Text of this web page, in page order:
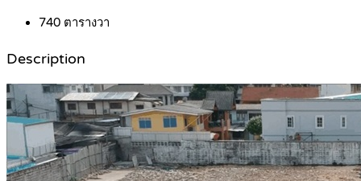
740 ตารางวา
Description